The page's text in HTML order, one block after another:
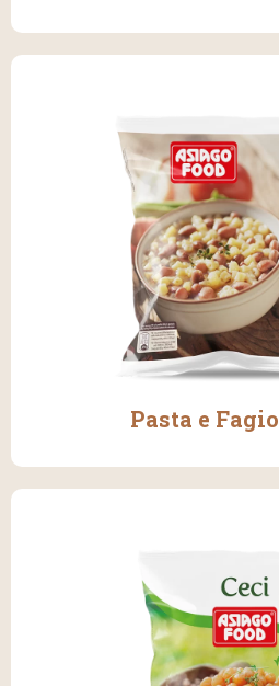
Pasta e